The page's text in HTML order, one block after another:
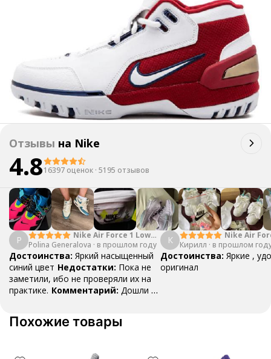
Отзывы на Nike
4.816397 оценок · 5195 отзывов
P
Nike Air Force 1 Low
College Pack White
Blue
Polina Generalova · в прошлом году
Достоинства: Яркий насыщенный
синий цвет Недостатки: Пока не
заметили, ибо не проверяли их на
практике. Комментарий: Дошли за
К
Nike Air
Yellow
Кирилл · в прошлом
Достоинства: Яркие ,
оригинал
Похожие товары